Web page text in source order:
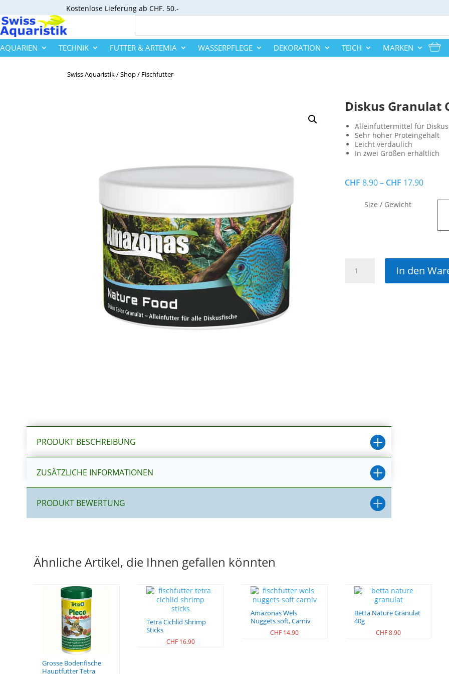
Kostenlose Lieferung ab CHF. 50.-
AQUARIEN TECHNIK FUTTER & ARTEMIA WASSERPFLEGE DEKORATION TEICH MARKEN
Swiss Aquaristik/Shop/ Fischfutter
Diskus Granulat
Alleinfuttermittel für
Sehr hoher Proteingehalt
Leicht verdaulich
In zwei Größen erhältlich
CHF 8.90– CHF 17.90
Size / Gewicht
Granulat
In den
PRODUKT BESCHREIBUNG
ZUSÄTZLICHE INFORMATIONEN
PRODUKT BEWERTUNG
Ähnliche Artikel, die Ihnen gefallen könnten
Grosse Bodenfische
Hauptfutter Tetra
Tetra Cichlid Shrimp
Sticks
CHF16.90
Amazonas Wels
Nuggets soft, Carniv
CHF 14.90
Betta Nature Granulat
40g
CHF8.90